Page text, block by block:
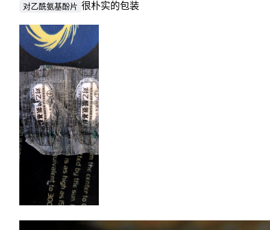
对乙酰氨基酚片 很朴实的包装